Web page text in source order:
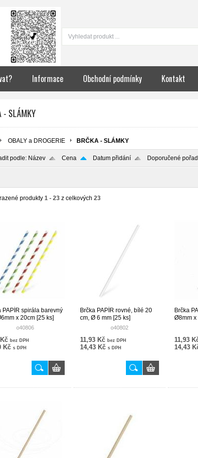
Informace Obchodní podmínky Kontakt
- SLÁMKY
OBALY a DROGERIE BRČKA - SLÁMKY
podle: Název Cena Datum přidání Doporučené
produkty 1 - 23 z celkových 23
PAPÍR spirála barevný
x 20cm [25 ks]
o40806
bez DPH
Kč s DPH
Brčka PAPÍR rovné, bílé 20
cm, Ø 6 mm [25 ks]
o40802
11,93 Kč bez DPH
14,43 Kč s DPH
Brčka
Ø8mm x
11,93
14,43